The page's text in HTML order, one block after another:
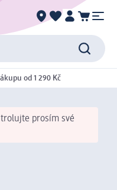
od 1 290 Kč
prosím své